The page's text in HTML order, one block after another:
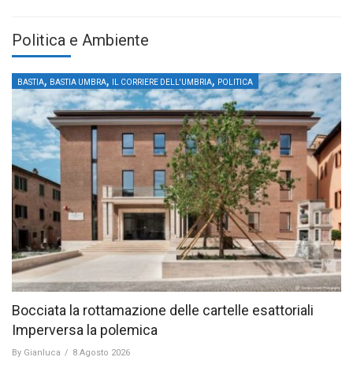
Politica e Ambiente
BASTIA, BASTIA UMBRA, IL CORRIERE DELL'UMBRIA, POLITICA
Bocciata la rottamazione delle cartelle esattoriali
Imperversa la polemica
By Gianluca / 8 Agosto 2026